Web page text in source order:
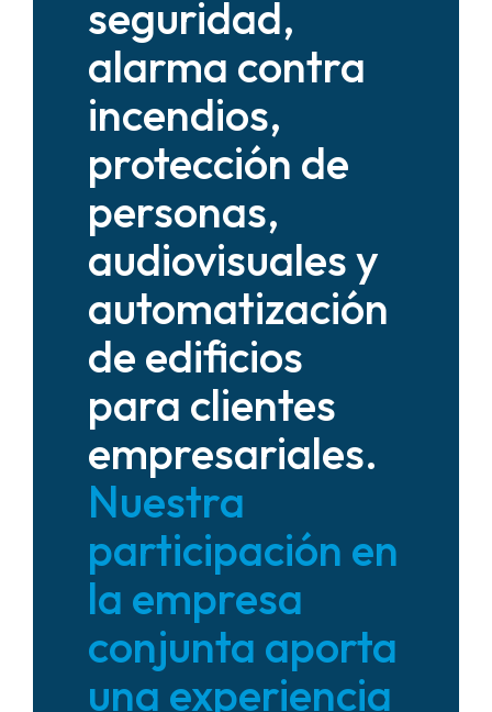
seguridad,
alarma contra
incendios,
protección de
personas,
audiovisuales y
automatización
de edificios
para clientes
empresariales.
Nuestra
participación en
la empresa
conjunta aporta
una experiencia